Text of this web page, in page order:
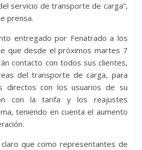
servicio de transporte de carga”,
prensa.
entregado por Fenatrado a los
que desde el próximos martes 7
contacto con todos sus clientes,
del transporte de carga, para
directos con los usuarios de su
con la tarifa y los reajustes
teniendo en cuenta el aumento
que como representantes de